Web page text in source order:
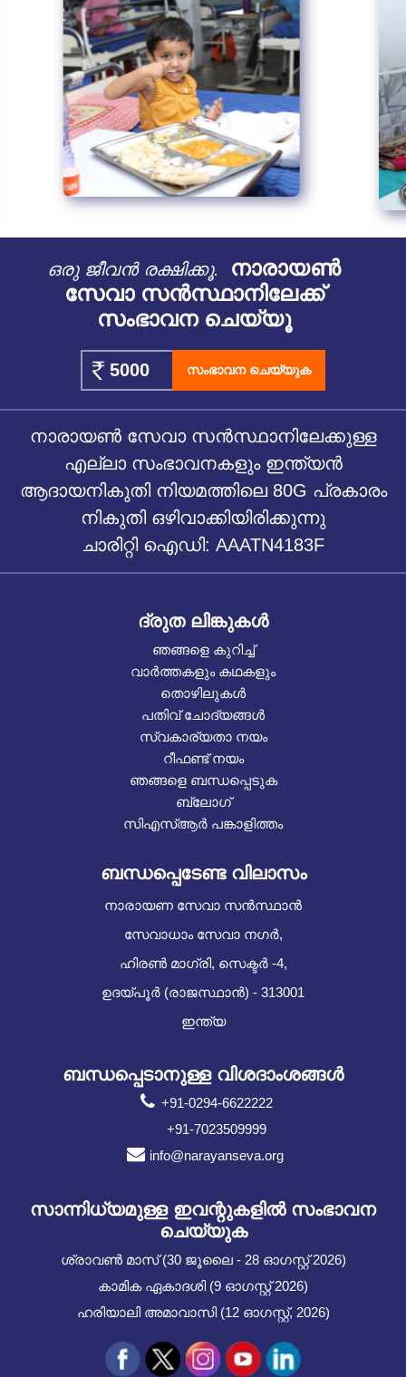
ഒരു ജീവൻ രക്ഷിക്കൂ.
നാരായൺ
സേവാ സൻസ്ഥാനിലേക്ക്
സംഭാവന ചെയ്യൂ
സംഭാവന ചെയ്യുക
നാരായൺ സേവാ സൻസ്ഥാനിലേക്കുള്ള
എല്ലാ സംഭാവനകളും ഇന്ത്യൻ
ആദായനികുതി നിയമത്തിലെ 80G പ്രകാരം
നികുതി ഒഴിവാക്കിയിരിക്കുന്നു
ചാരിറ്റി ഐഡി: AAATN4183F
ദ്രുത ലിങ്കുകൾ
ഞങ്ങളെ കുറിച്ച്
വാർത്തകളും കഥകളും
തൊഴിലുകൾ
പതിവ് ചോദ്യങ്ങൾ
സ്വകാര്യതാ നയം
റീഫണ്ട് നയം
ഞങ്ങളെ ബന്ധപ്പെടുക
ബ്ലോഗ്
സിഎസ്ആർ പങ്കാളിത്തം
ബന്ധപ്പെടേണ്ട വിലാസം
നാരായണ സേവാ സൻസ്ഥാൻ
സേവാധാം സേവാ നഗർ,
ഹിരൺ മാഗ്രി, സെക്ടർ -4,
ഉദയ്പൂർ (രാജസ്ഥാൻ) - 313001
ഇന്ത്യ
ബന്ധപ്പെടാനുള്ള വിശദാംശങ്ങൾ
+91-0294-6622222
+91-7023509999
info@narayanseva.org
സാന്നിധ്യമുള്ള ഇവന്റുകളില്‍ സംഭാവന
ചെയ്യുക
ശ്രാവൺ മാസ് (30 ജൂലൈ - 28 ഓഗസ്റ്റ് 2026)
കാമിക ഏകാദശി (9 ഓഗസ്റ്റ് 2026)
ഹരിയാലി അമാവാസി (12 ഓഗസ്റ്റ്, 2026)